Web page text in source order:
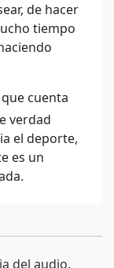
de hacer
tiempo
cuenta
verdad
el deporte,
es un